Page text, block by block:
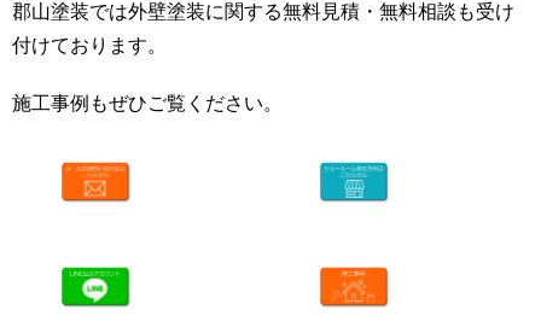
郡山塗装では外壁塗装に関する無料見積・無料相談も受け
付けております。
施工事例もぜひご覧ください。